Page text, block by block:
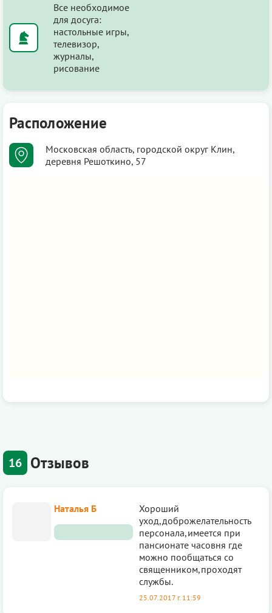
Все необходимое
для досуга:
настольные игры,
телевизор,
журналы,
рисование
Расположение
Московская область, городской округ Клин,
деревня Решоткино, 57
16 Отзывов
Наталья Б
Хороший
уход,доброжелательность
персонала,имеется при
пансионате часовня где
можно пообщаться со
священником,проходят
службы.
25.07.2017 г. 11:59